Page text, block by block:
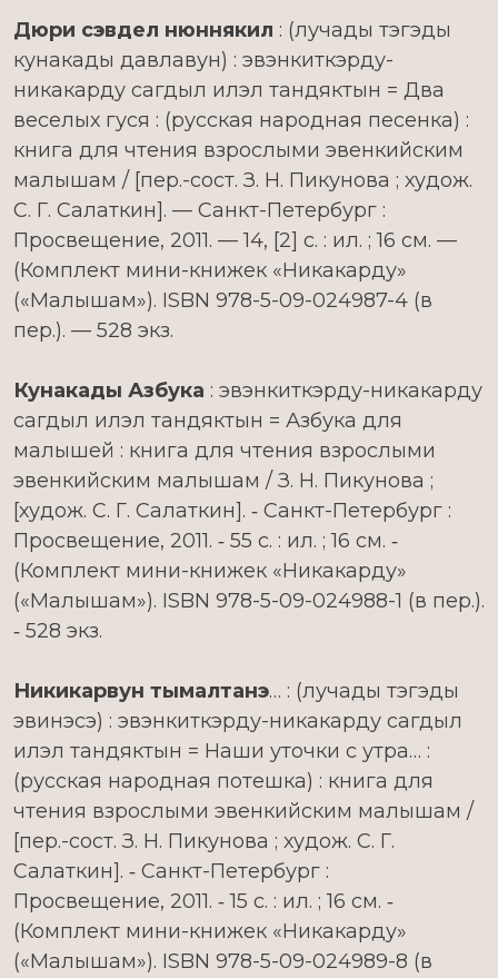
Дюри сэвдел нюннякил : (лучады тэгэды
кунакады давлавун) : эвэнкиткэрду-
никакарду сагдыл илэл тандяктын = Два
веселых гуся : (русская народная песенка) :
книга для чтения взрослыми эвенкийским
малышам / [пер.-сост. З. Н. Пикунова ; худож.
С. Г. Салаткин]. — Санкт-Петербург :
Просвещение, 2011. — 14, [2] с. : ил. ; 16 см. —
(Комплект мини-книжек «Никакарду»
(«Малышам»). ISBN 978-5-09-024987-4 (в
пер.). — 528 экз.
Кунакады Азбука : эвэнкиткэрду-никакарду
сагдыл илэл тандяктын = Азбука для
малышей : книга для чтения взрослыми
эвенкийским малышам / З. Н. Пикунова ;
[худож. С. Г. Салаткин]. ‑ Санкт-Петербург :
Просвещение, 2011. ‑ 55 с. : ил. ; 16 см. ‑
(Комплект мини-книжек «Никакарду»
(«Малышам»). ISBN 978-5-09-024988-1 (в пер.).
‑ 528 экз.
Никикарвун тымалтанэ… : (лучады тэгэды
эвинэсэ) : эвэнкиткэрду-никакарду сагдыл
илэл тандяктын = Наши уточки с утра… :
(русская народная потешка) : книга для
чтения взрослыми эвенкийским малышам /
[пер.-сост. З. Н. Пикунова ; худож. С. Г.
Салаткин]. ‑ Санкт-Петербург :
Просвещение, 2011. ‑ 15 с. : ил. ; 16 см. ‑
(Комплект мини-книжек «Никакарду»
(«Малышам»). ISBN 978-5-09-024989-8 (в